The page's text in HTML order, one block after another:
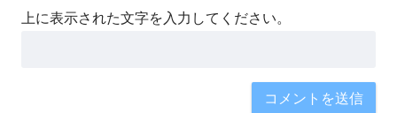
上に表示された文字を入力してください。